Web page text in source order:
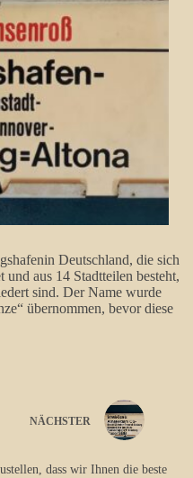
dass wir Ihnen die beste
in Deutschland, die sich
aus 14 Stadtteilen besteht,
sind. Der Name wurde
übernommen, bevor diese
NÄCHSTER